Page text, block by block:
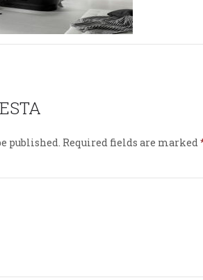
published. Required fields are marked